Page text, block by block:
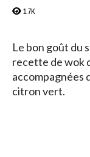
1.7K
Le bon goût du
recette de wok
accompagnées
citron vert.